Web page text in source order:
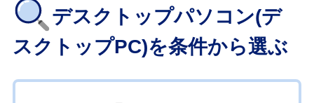
デスクトップパソコン(デ
スクトップPC)を条件から選ぶ